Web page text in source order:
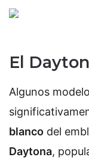
El
Algunos
blanco del
Daytona,